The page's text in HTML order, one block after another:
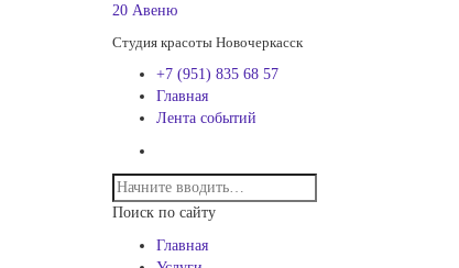
20 Авеню
Студия красоты Новочеркасск
+7 (951) 835 68 57
Главная
Лента событий
Поиск по сайту
Главная